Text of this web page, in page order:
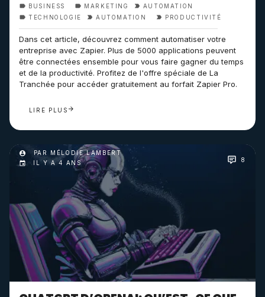
BUSINESS MARKETING
AUTOMATION
TECHNOLOGIE
AUTOMATION PRODUCTIVITÉ
Dans cet article, découvrez comment automatiser votre
entreprise avec Zapier. Plus de 5000 applications peuvent
être connectées ensemble pour vous faire gagner du temps
et de la productivité. Profitez de l'offre spéciale de La
Tranchée pour accéder gratuitement au forfait Zapier Pro.
LIRE PLUS
PAR MÉLODIE LAMBERT
IL Y A 4 ANS
8